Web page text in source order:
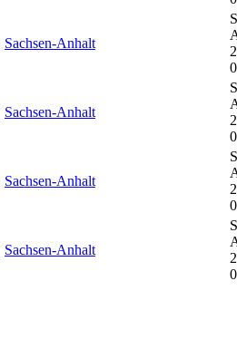
Sachsen-Anhalt
Sachsen-Anhalt
Sachsen-Anhalt
Sachsen-Anhalt